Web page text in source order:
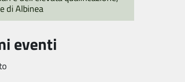
di Albinea
eventi